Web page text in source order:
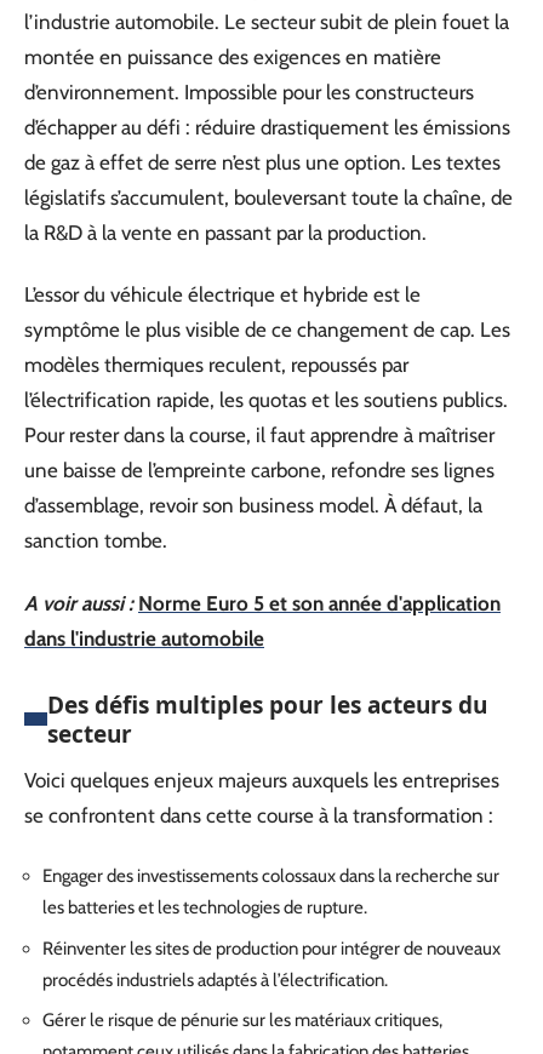
l’industrie automobile. Le secteur subit de plein fouet la
montée en puissance des exigences en matière
d’environnement. Impossible pour les constructeurs
d’échapper au défi : réduire drastiquement les émissions
de gaz à effet de serre n’est plus une option. Les textes
législatifs s’accumulent, bouleversant toute la chaîne, de
la R&D à la vente en passant par la production.
L’essor du véhicule électrique et hybride est le
symptôme le plus visible de ce changement de cap. Les
modèles thermiques reculent, repoussés par
l’électrification rapide, les quotas et les soutiens publics.
Pour rester dans la course, il faut apprendre à maîtriser
une baisse de l’empreinte carbone, refondre ses lignes
d’assemblage, revoir son business model. À défaut, la
sanction tombe.
A voir aussi : Norme Euro 5 et son année d'application
dans l'industrie automobile
Des défis multiples pour les acteurs du
secteur
Voici quelques enjeux majeurs auxquels les entreprises
se confrontent dans cette course à la transformation :
Engager des investissements colossaux dans la recherche sur
les batteries et les technologies de rupture.
Réinventer les sites de production pour intégrer de nouveaux
procédés industriels adaptés à l’électrification.
Gérer le risque de pénurie sur les matériaux critiques,